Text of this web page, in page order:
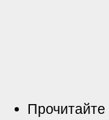
Прочитайте